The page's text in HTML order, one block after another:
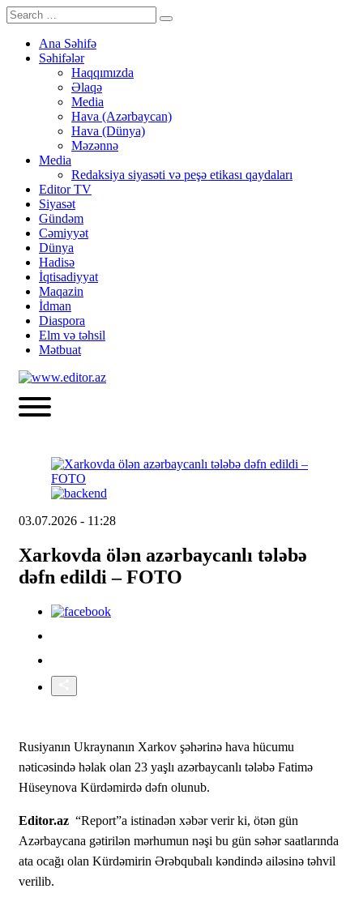
Ana Səhifə
Səhifələr
Haqqımızda
Əlaqə
Media
Hava (Azərbaycan)
Hava (Dünya)
Məzənnə
Media
Redaksiya siyasəti və peşə etikası qaydaları
Editor TV
Siyasət
Gündəm
Cəmiyyət
Dünya
Hadisə
İqtisadiyyat
Maqazin
İdman
Diaspora
Elm və təhsil
Mətbuat
03.07.2026 - 11:28
Xarkovda ölən azərbaycanlı tələbə
dəfn edildi – FOTO
Rusiyanın Ukraynanın Xarkov şəhərinə hava hücumu
nəticəsində həlak olan 23 yaşlı azərbaycanlı tələbə Fatimə
Hüseynova Kürdəmirdə dəfn olunub.
Editor.az “Report”a istinadən xəbər verir ki, ötən gün
Azərbaycana gətirilən mərhumun nəşi bu gün səhər saatlarında
ata ocağı olan Kürdəmirin Ərəbqubalı kəndində ailəsinə təhvil
verilib.